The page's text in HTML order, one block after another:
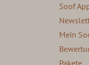
Soof
Mein